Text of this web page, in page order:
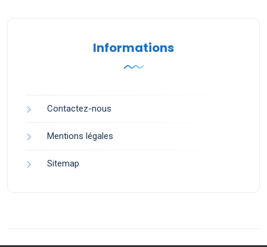
Informations
Contactez-nous
Mentions légales
Sitemap